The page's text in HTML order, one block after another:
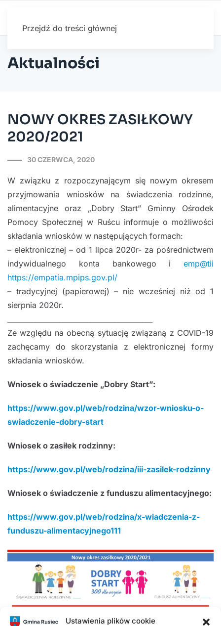
Ustawienia plików cookie
Przejdź do treści głównej
Aktualności
NOWY OKRES ZASIŁKOWY
2020/2021
30 CZERWCA, 2020
W związku z rozpoczynającym się nowym okresem
przyjmowania wniosków na świadczenia rodzinne,
alimentacyjne oraz „Dobry Start” Gminny Ośrodek
Pomocy Społecznej w Ruścu informuje o możliwości
składania wniosków w następujących formach:
– elektronicznej – od 1 lipca 2020r- za pośrednictwem
indywidualnego konta bankowego i emp@tii
https://empatia.mpips.gov.pl/
– tradycyjnej (papierowej) – nie wcześniej niż od 1
sierpnia 2020r.
Ze względu na obecną sytuację związaną z COVID-19
zachęcamy do skorzystania z elektronicznej formy
składania wniosków.
Wniosek o świadczenie „Dobry Start”:
https://www.gov.pl/web/rodzina/wzor-wniosku-o-
swiadczenie-dobry-start
Wniosek o zasiłek rodzinny:
https://www.gov.pl/web/rodzina/iii-zasilek-rodzinny
Wniosek o świadczenie z funduszu alimentacyjnego:
https://www.gov.pl/web/rodzina/x-wiadczenia-z-
funduszu-alimentacyjnego111